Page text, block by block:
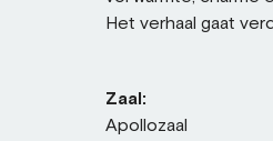
Het verhaal gaat
Zaal:
Apollozaal